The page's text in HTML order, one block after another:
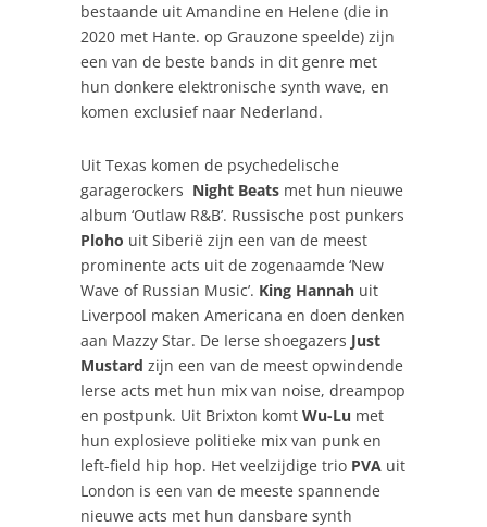
bestaande uit Amandine en Helene (die in
2020 met Hante. op Grauzone speelde) zijn
een van de beste bands in dit genre met
hun donkere elektronische synth wave, en
komen exclusief naar Nederland.
Uit Texas komen de psychedelische
garagerockers Night Beats met hun nieuwe
album ‘Outlaw R&B’. Russische post punkers
Ploho uit Siberië zijn een van de meest
prominente acts uit de zogenaamde ‘New
Wave of Russian Music’. King Hannah uit
Liverpool maken Americana en doen denken
aan Mazzy Star. De Ierse shoegazers Just
Mustard zijn een van de meest opwindende
Ierse acts met hun mix van noise, dreampop
en postpunk. Uit Brixton komt Wu-Lu met
hun explosieve politieke mix van punk en
left-field hip hop. Het veelzijdige trio PVA uit
London is een van de meeste spannende
nieuwe acts met hun dansbare synth